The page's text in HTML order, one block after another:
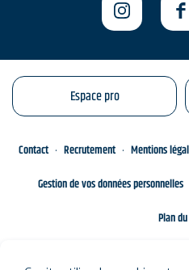
Espace pro
Contact Recrutement Mentions
Gestion de vos données personnelles
Plan